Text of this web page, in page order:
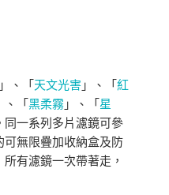
、「天文光害」、「紅
、「黑柔霧」、「星
一系列多片濾鏡可參
可無限疊加收納盒及防
有濾鏡一次帶著走，